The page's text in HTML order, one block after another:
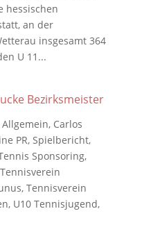
hessischen
an der
insgesamt 364
U 11...
Bezirksmeister
Allgemein, Carlos
PR, Spielbericht,
Sponsoring,
Tennisverein
, Tennisverein
, U10 Tennisjugend,